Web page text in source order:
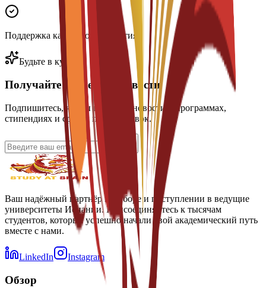
Поддержка карьерного развития
Будьте в курсе
Получайте последние новости
Подпишитесь, чтобы получать новости о программах,
стипендиях и сроках подачи заявок.
Ваш надёжный партнёр в выборе и поступлении в ведущие
университеты Испании. Присоединяйтесь к тысячам
студентов, которые успешно начали свой академический путь
вместе с нами.
LinkedIn Instagram
Обзор